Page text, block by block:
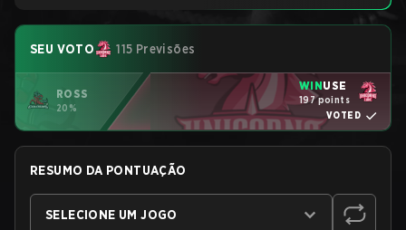
SEU VOTO 115 Previsões
ROSS
20%
WINUSE
197 points
VOTED
RESUMO DA PONTUAÇÃO
SELECIONE UM JOGO